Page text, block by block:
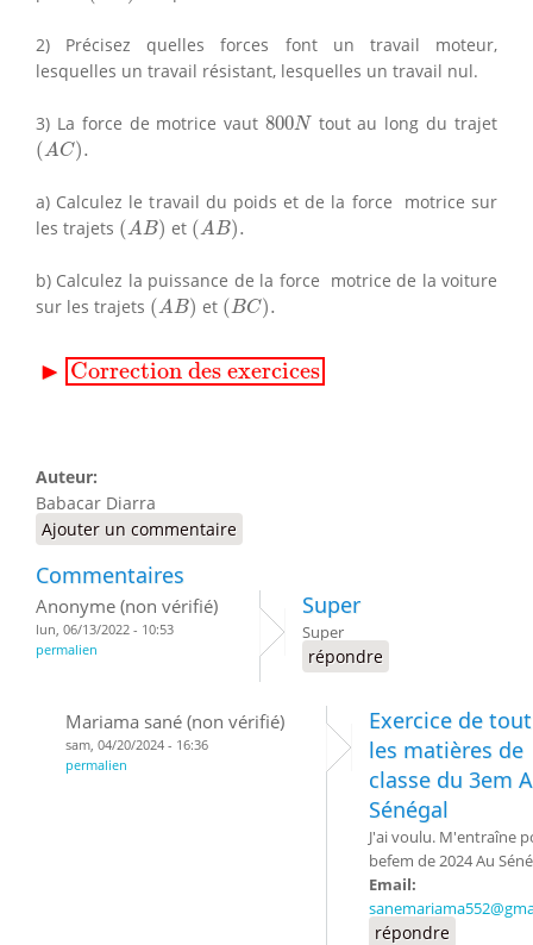
2) Précisez quelles forces font un travail moteur,
lesquelles un travail résistant, lesquelles un travail nul.
3) La force de motrice vaut800N
800Ntout au long du trajet
(AC).
(AC).
a) Calculez le travail du poids et de la force motrice sur
les trajets (AB)
(AB) et (AB).
(AB).
b) Calculez la puissance de la force motrice de la voiture
sur les trajets (AB)
(AB) et (BC).
(BC).
▶ Correction des exercices
Correction des exercices
Auteur:
Babacar Diarra
Ajouter un commentaire
Commentaires
Anonyme (non vérifié)
lun, 06/13/2022 - 10:53
permalien
Super
Super
répondre
Mariama sané (non vérifié)
sam, 04/20/2024 - 16:36
permalien
Exercice de
les matières de
classe du 3em
Sénégal
J'ai voulu. M'entraîne
befem de 2024 Au
Email:
répondre